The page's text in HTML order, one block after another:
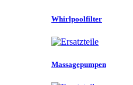
Whirlpoolfilter
Massagepumpen